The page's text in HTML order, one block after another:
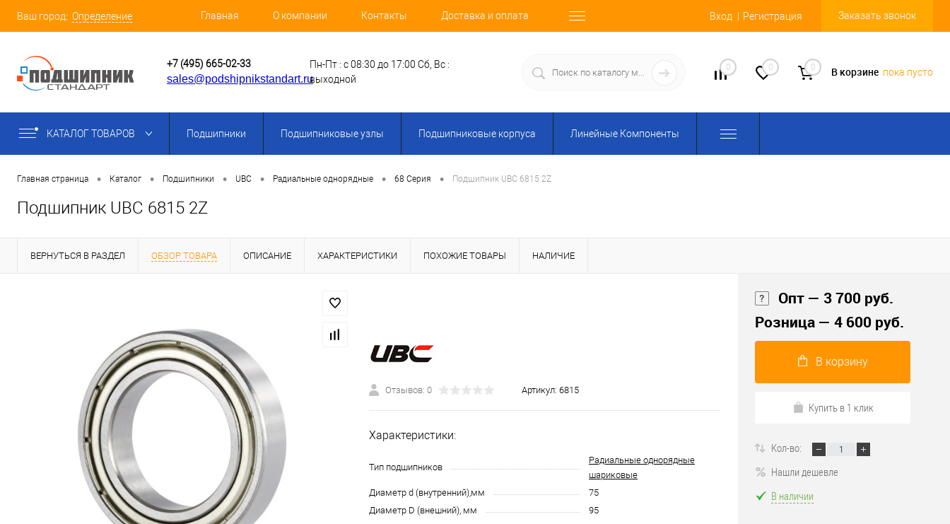
Ваш город: Определение Главная О компании Контакты Доставка и оплата Вход Регистрация Заказать звонок
+7 (495) 665-02-33
sales@podshipnikstandart.ru
Пн-Пт : с 08:30 до 17:00 Сб, Вс :
выходной
0 0 0 В корзине пока пусто
КАТАЛОГ ТОВАРОВ Подшипники Подшипниковые узлы Подшипниковые корпуса Линейные Компоненты
Главная страница • Каталог • Подшипники • UBC • Радиальные однорядные • 68 Серия • Подшипник UBC 6815 2Z
Подшипник UBC 6815 2Z
ВЕРНУТЬСЯ В РАЗДЕЛ ОБЗОР ТОВАРА ОПИСАНИЕ ХАРАКТЕРИСТИКИ ПОХОЖИЕ ТОВАРЫ НАЛИЧИЕ
Отзывов: 0 Артикул: 6815
Характеристики:
Тип подшипников
Радиальные однорядные
шариковые
Диаметр d (внутренний),мм
75
Диаметр D (внешний), мм
95
Опт — 3 700 руб.
Розница — 4 600 руб.
В корзину
Купить в 1 клик
Кол-во:
Нашли дешевле
В наличии